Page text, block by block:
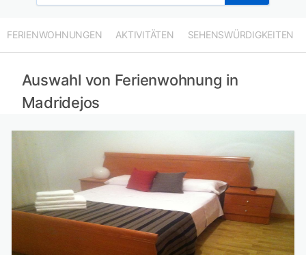
FERIENWOHNUNGEN AKTIVITÄTEN SEHENSWÜRDIGKEITEN
Auswahl von Ferienwohnung in
Madridejos